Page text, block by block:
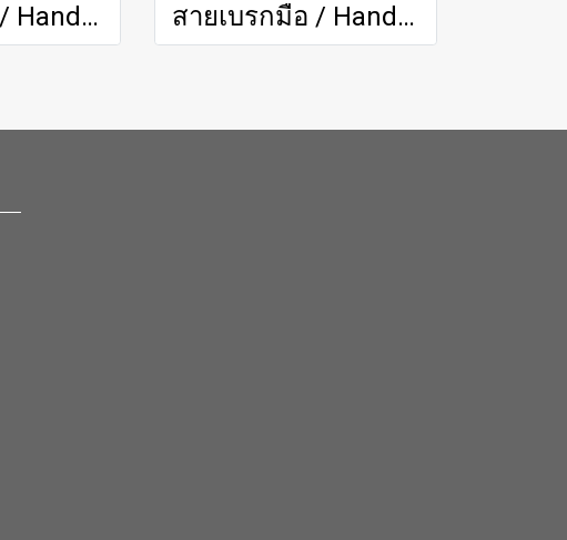
สายเบรกมือ / Handbrake Cable สายเบรกมือ / Handbrake Cable